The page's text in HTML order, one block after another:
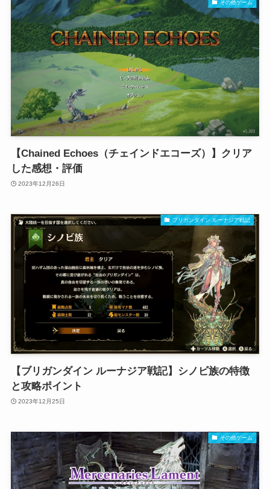
その他ゲーム
【Chained Echoes（チェインドエコーズ）】クリア
した感想・評価
2023年12月26日
ブリガンダイン ルーナジア戦記
【ブリガンダイン ルーナジア戦記】シノビ族の特徴
と攻略ポイント
2023年12月25日
その他ゲーム